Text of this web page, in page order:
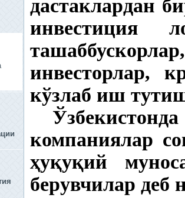
дастаклардан
инвестиция
инвесторлар,
кўзлаб иш
компаниялар
ҳуқуқий
берувчилар деб